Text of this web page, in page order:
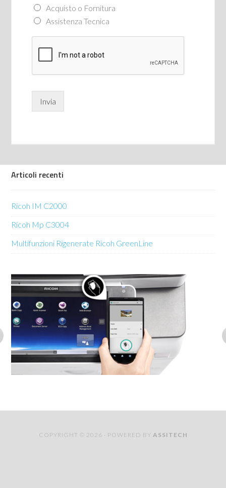
Acquisto o Fornitura
Assistenza Tecnica
Invia
Articoli recenti
Ricoh IM C2000
Ricoh Mp C3004
Multifunzioni Rigenerate Ricoh GreenLine
COPYRIGHT © 2026 · POWERED BY ASSITECH